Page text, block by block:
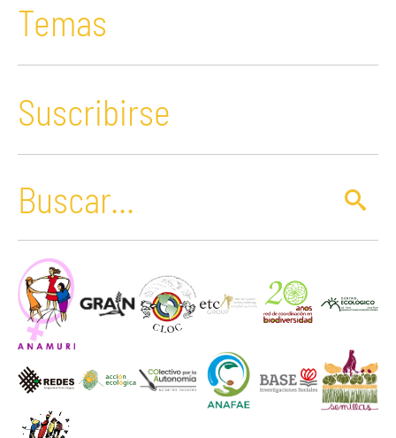
Temas
Suscribirse